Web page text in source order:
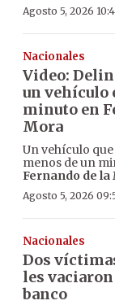
Agosto 5, 2026
Nacionales
Video:
un vehículo
minuto en
Mora
Un vehículo
menos de un
Fernando de la
Agosto 5, 2026
Nacionales
Dos
les vaciaron
banco